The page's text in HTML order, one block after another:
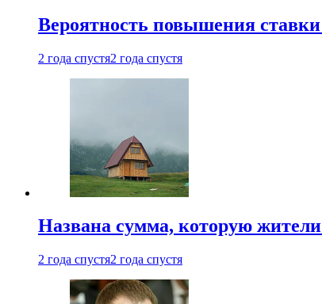
Вероятность повышения
2 года спустя2 года спустя
Названа сумма, которую
2 года спустя2 года спустя